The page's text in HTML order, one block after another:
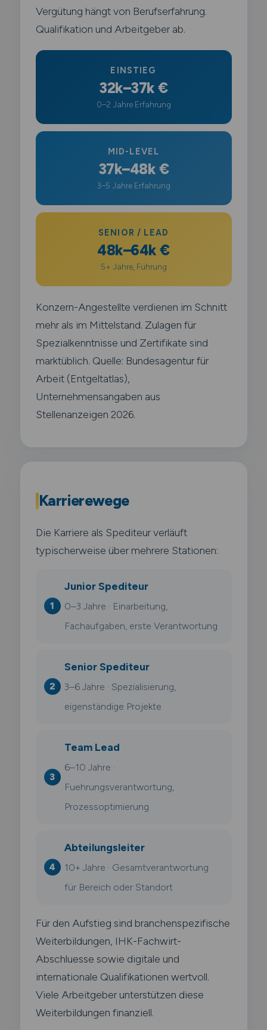
Vergütung hängt von Berufserfahrung.
Qualifikation und Arbeitgeber ab.
EINSTIEG
32k–37k €
0–2 Jahre Erfahrung
MID-LEVEL
37k–48k €
3–5 Jahre Erfahrung
SENIOR / LEAD
48k–64k €
5+ Jahre, Führung
Konzern-Angestellte verdienen im Schnitt
mehr als im Mittelstand. Zulagen für
Spezialkenntnisse und Zertifikate sind
marktüblich. Quelle: Bundesagentur für
Arbeit (Entgeltatlas),
Unternehmensangaben aus
Stellenanzeigen 2026.
Karrierewege
Die Karriere als Spediteur verläuft
typischerweise über mehrere Stationen:
Junior Spediteur
0–3 Jahre · Einarbeitung,
Fachaufgaben, erste Verantwortung
Senior Spediteur
3–6 Jahre · Spezialisierung,
eigenständige Projekte
Team Lead
6–10 Jahre ·
Fuehrungsverantwortung,
Prozessoptimierung
Abteilungsleiter
10+ Jahre · Gesamtverantwortung
für Bereich oder Standort
Für den Aufstieg sind branchenspezifische
Weiterbildungen, IHK-Fachwirt-
Abschluesse sowie digitale und
internationale Qualifikationen wertvoll.
Viele Arbeitgeber unterstützen diese
Weiterbildungen finanziell.